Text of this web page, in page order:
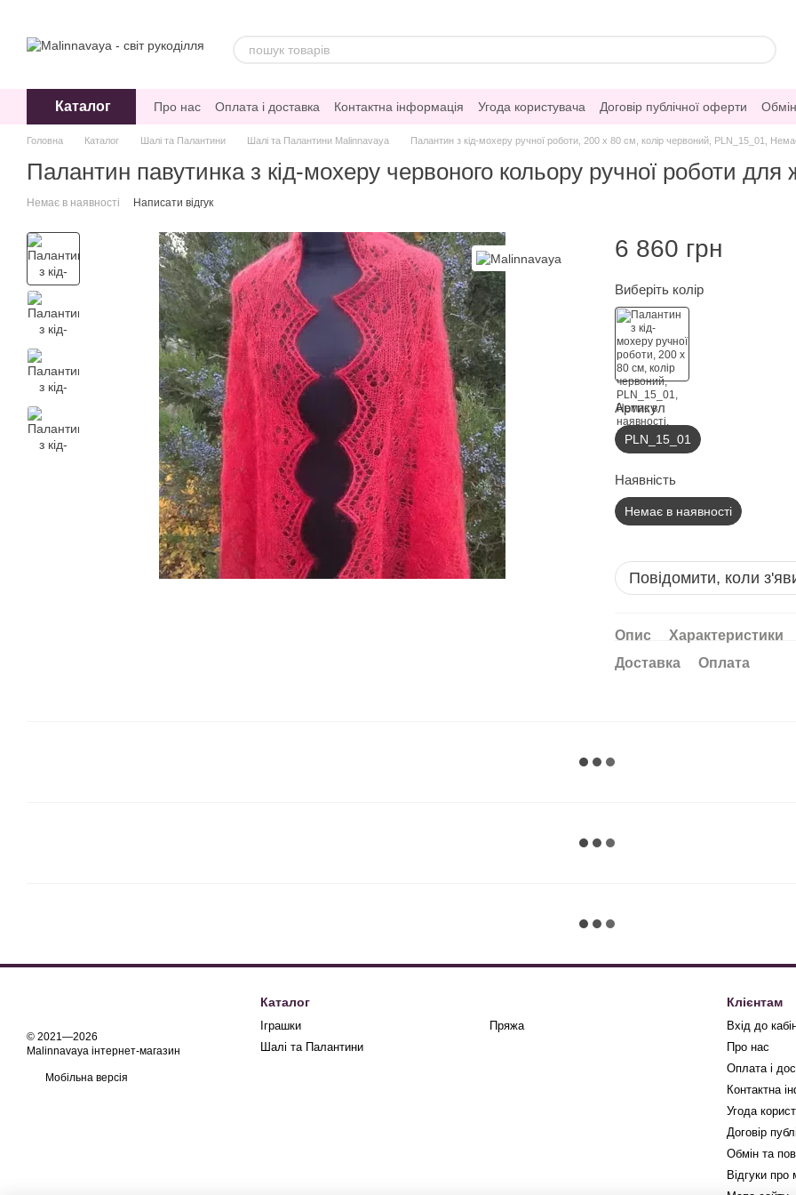
Каталог Про нас Оплата і доставка Контактна інформація Угода користувача Договір публічної оферти
Головна Каталог Шалі та Палантини Шалі та Палантини Malinnavaya Палантин з кід-мохеру ручної роботи, 200 х 80 см, колір червоний, PLN_15_01,
Палантин павутинка з кід-мохеру червоного кольору ручної роботи для
Немає в наявності Написати відгук
6 860 грн
Виберіть колір
Артикул
PLN_15_01
Наявність
Немає в наявності
Повідомити, коли
Опис
Характеристики
Доставка
Оплата
© 2021—2026
Malinnavaya інтернет-магазин
Мобільна версія
Каталог
Іграшки
Шалі та Палантини
Пряжа
Клієнтам
Вхід до
Про нас
Оплата і
Контактна
Угода
Договір
Обмін та
Відгуки про